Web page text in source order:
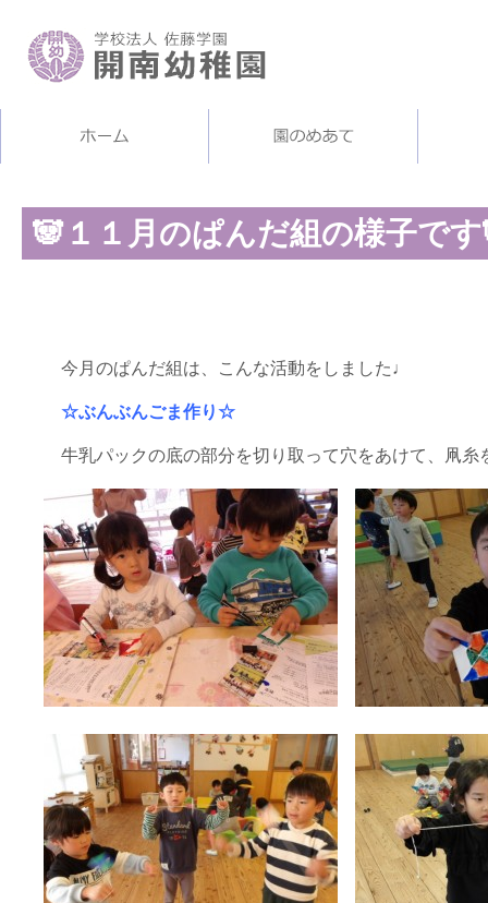
🐼１１月のぱんだ組の様子で
今月のぱんだ組は、こんな活動をしました♩
☆ぶんぶんごま作り☆
牛乳パックの底の部分を切り取って穴をあけて、凧糸